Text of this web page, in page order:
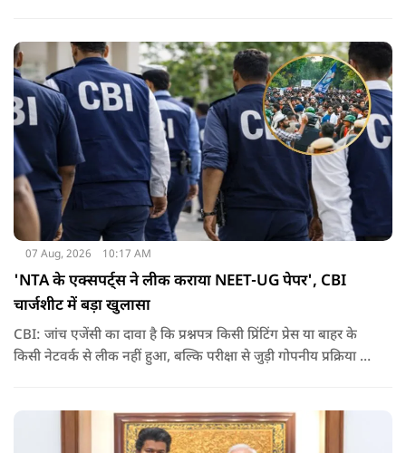
07 Aug, 2026 10:17 AM
'NTA के एक्सपर्ट्स ने लीक कराया NEET-UG पेपर', CBI
चार्जशीट में बड़ा खुलासा
CBI: जांच एजेंसी का दावा है कि प्रश्नपत्र किसी प्रिंटिंग प्रेस या बाहर के
किसी नेटवर्क से लीक नहीं हुआ, बल्कि परीक्षा से जुड़ी गोपनीय प्रक्रिया में